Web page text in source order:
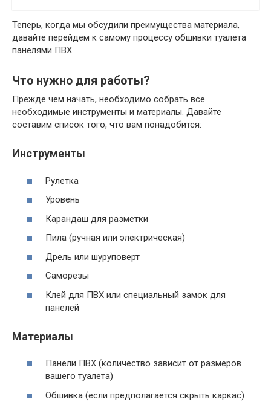
Теперь, когда мы обсудили преимущества материала,
давайте перейдем к самому процессу обшивки туалета
панелями ПВХ.
Что нужно для работы?
Прежде чем начать, необходимо собрать все
необходимые инструменты и материалы. Давайте
составим список того, что вам понадобится:
Инструменты
Рулетка
Уровень
Карандаш для разметки
Пила (ручная или электрическая)
Дрель или шуруповерт
Саморезы
Клей для ПВХ или специальный замок для
панелей
Материалы
Панели ПВХ (количество зависит от размеров
вашего туалета)
Обшивка (если предполагается скрыть каркас)